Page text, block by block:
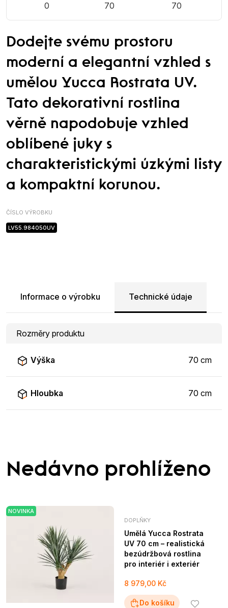
0 70 70
Dodejte svému prostoru
moderní a elegantní vzhled s
umělou Yucca Rostrata UV.
Tato dekorativní rostlina
věrně napodobuje vzhled
oblíbené juky s
charakteristickými úzkými listy
a kompaktní korunou.
ČÍSLO VÝROBKU
LV55.984050UV
Informace o výrobku Technické údaje
Rozměry produktu
Výška 70 cm
Hloubka 70 cm
Nedávno prohlíženo
NOVINKA
DOPLŇKY
Umělá Yucca Rostrata
UV 70 cm – realistická
bezúdržbová rostlina
pro interiér i exteriér
8 979,00 Kč
Do košíku